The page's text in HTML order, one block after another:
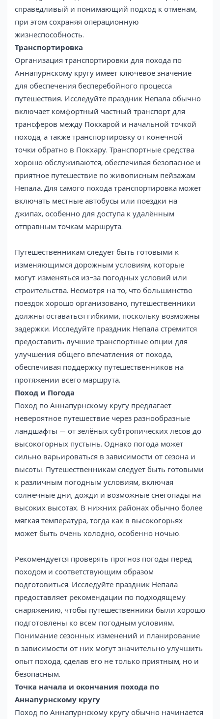
справедливый и понимающий подход к отменам,
при этом сохраняя операционную
жизнеспособность.
Транспортировка
Организация транспортировки для похода по
Аннапурнскому кругу имеет ключевое значение
для обеспечения бесперебойного процесса
путешествия. Исследуйте праздник Непала обычно
включает комфортный частный транспорт для
трансферов между Покхарой и начальной точкой
похода, а также транспортировку от конечной
точки обратно в Покхару. Транспортные средства
хорошо обслуживаются, обеспечивая безопасное и
приятное путешествие по живописным пейзажам
Непала. Для самого похода транспортировка может
включать местные автобусы или поездки на
джипах, особенно для доступа к удалённым
отправным точкам маршрута.
Путешественникам следует быть готовыми к
изменяющимся дорожным условиям, которые
могут изменяться из-за погодных условий или
строительства. Несмотря на то, что большинство
поездок хорошо организовано, путешественники
должны оставаться гибкими, поскольку возможны
задержки. Исследуйте праздник Непала стремится
предоставить лучшие транспортные опции для
улучшения общего впечатления от похода,
обеспечивая поддержку путешественников на
протяжении всего маршрута.
Поход и Погода
Поход по Аннапурнскому кругу предлагает
невероятное путешествие через разнообразные
ландшафты — от зелёных субтропических лесов до
высокогорных пустынь. Однако погода может
сильно варьироваться в зависимости от сезона и
высоты. Путешественникам следует быть готовыми
к различным погодным условиям, включая
солнечные дни, дожди и возможные снегопады на
высоких высотах. В нижних районах обычно более
мягкая температура, тогда как в высокогорьях
может быть очень холодно, особенно ночью.
Рекомендуется проверять прогноз погоды перед
походом и соответствующим образом
подготовиться. Исследуйте праздник Непала
предоставляет рекомендации по подходящему
снаряжению, чтобы путешественники были хорошо
подготовлены ко всем погодным условиям.
Понимание сезонных изменений и планирование
в зависимости от них могут значительно улучшить
опыт похода, сделав его не только приятным, но и
безопасным.
Точка начала и окончания похода по
Аннапурнскому кругу
Поход по Аннапурнскому кругу обычно начинается